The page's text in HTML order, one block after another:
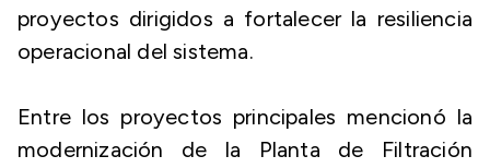
proyectos dirigidos a fortalecer la resiliencia
operacional del sistema.
Entre los proyectos principales mencionó la
modernización de la Planta de Filtración